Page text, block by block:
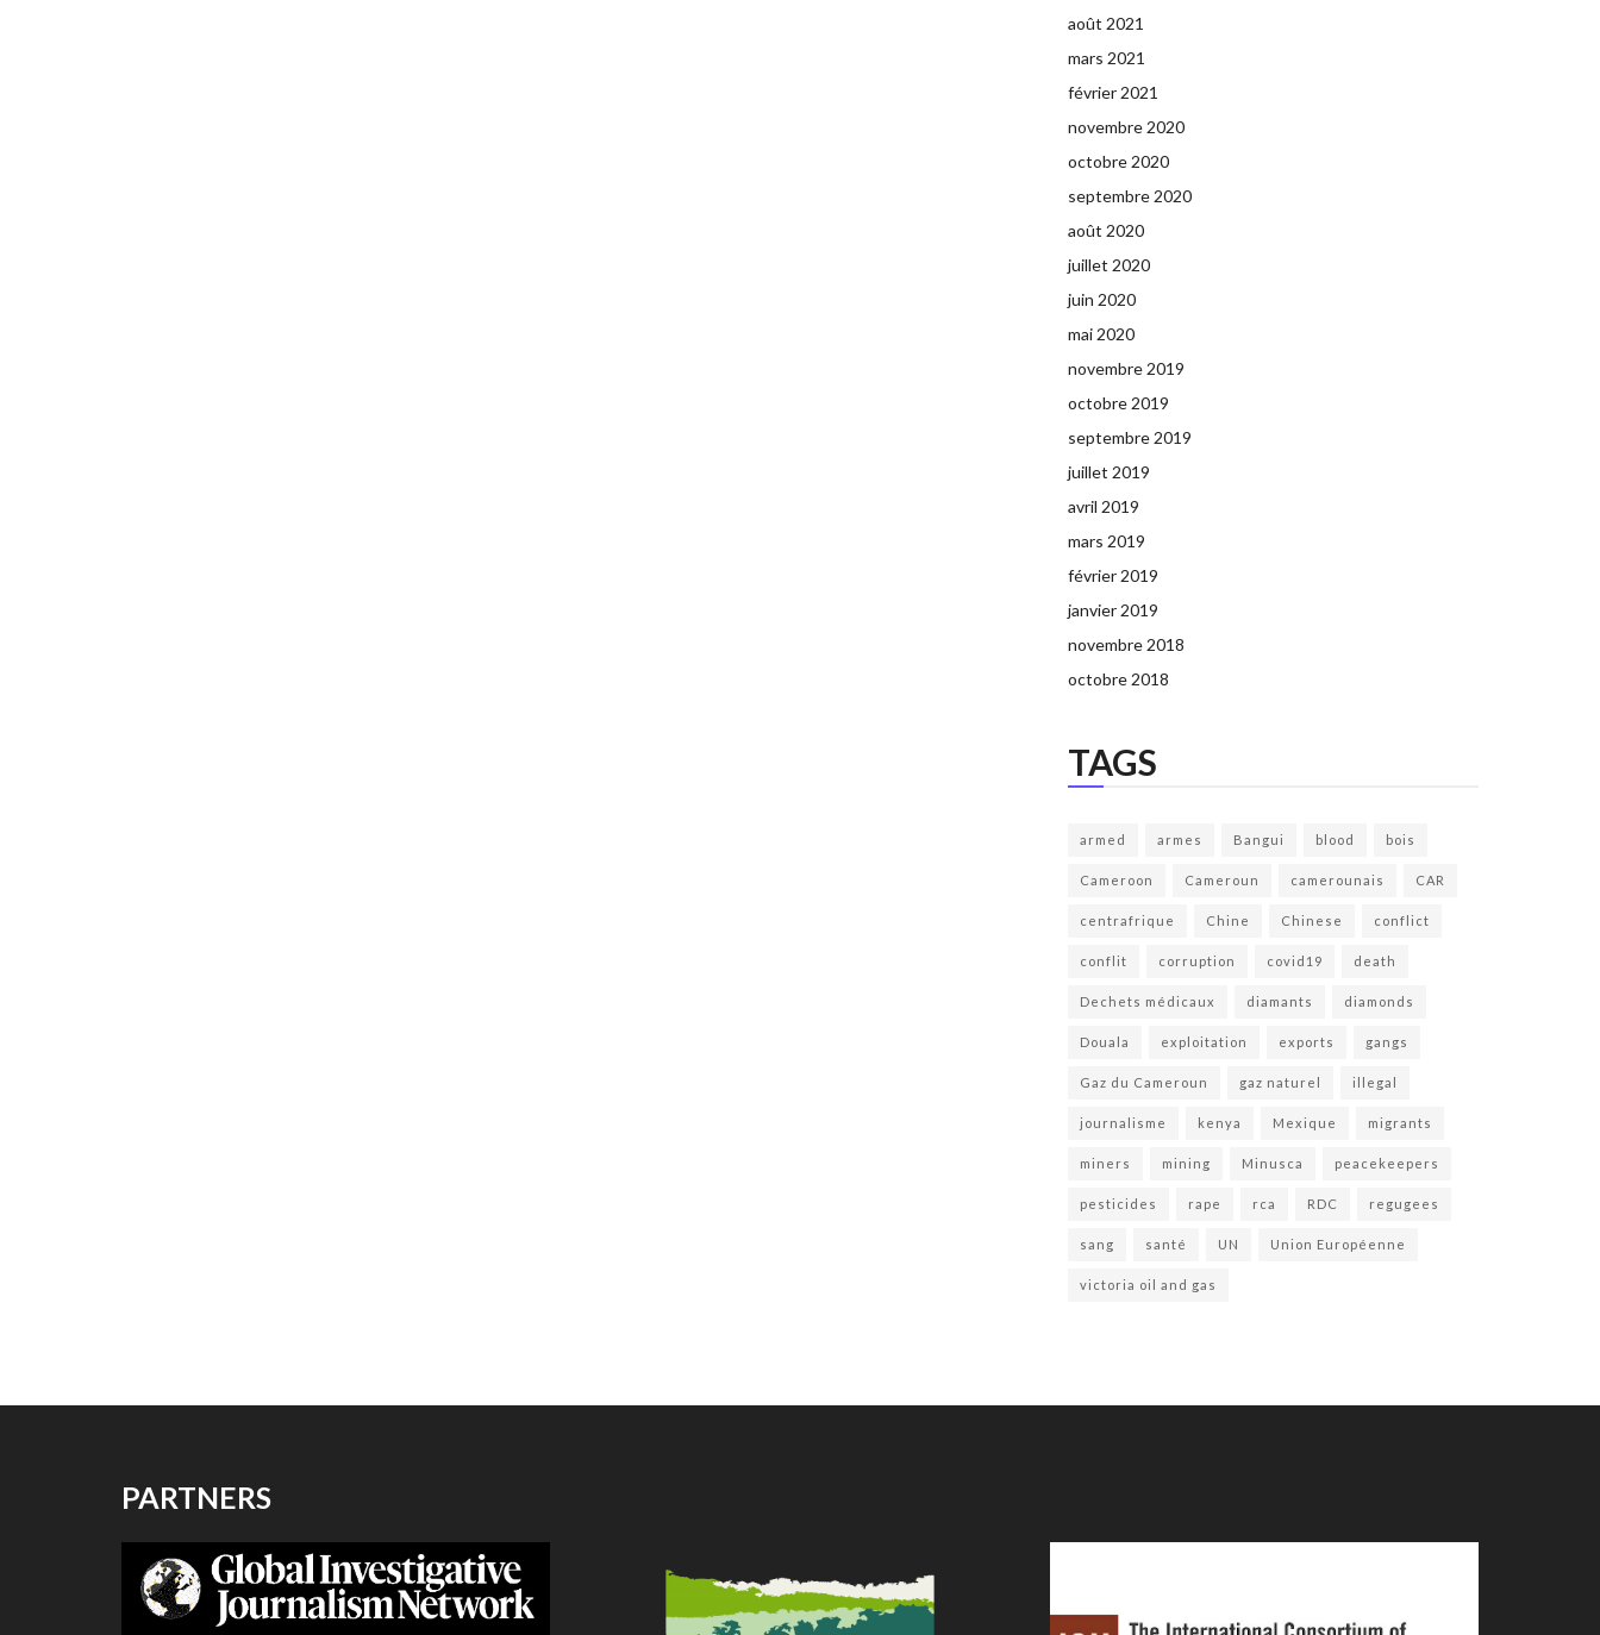
août 2021
mars 2021
février 2021
novembre 2020
octobre 2020
septembre 2020
août 2020
juillet 2020
juin 2020
mai 2020
novembre 2019
octobre 2019
septembre 2019
juillet 2019
avril 2019
mars 2019
février 2019
janvier 2019
novembre 2018
octobre 2018
TAGS
armed armes Bangui blood bois
Cameroon Cameroun camerounais CAR
centrafrique Chine Chinese conflict
conflit corruption covid19 death
Dechets médicaux diamants diamonds
Douala exploitation exports gangs
Gaz du Cameroun gaz naturel illegal
journalisme kenya Mexique migrants
miners mining Minusca peacekeepers
pesticides rape rca RDC regugees
sang santé UN Union Européenne
victoria oil and gas
PARTNERS